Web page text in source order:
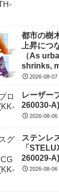
都市の樹
上昇につ
（As
shrinks,
2026-08-07
レーザー
260030-A)
2026-08-06
ステンレ
「
260029-A)
2026-08-06